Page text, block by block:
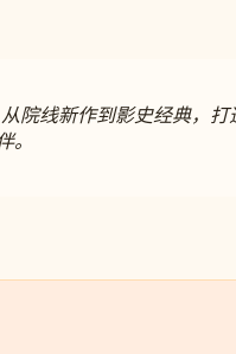
院线新作到影史经典，打